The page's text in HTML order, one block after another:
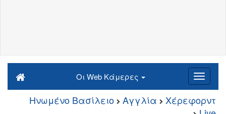
Οι Web Κάμερες
Ηνωμένο Βασίλειο Αγγλία
Χέρεφορντ